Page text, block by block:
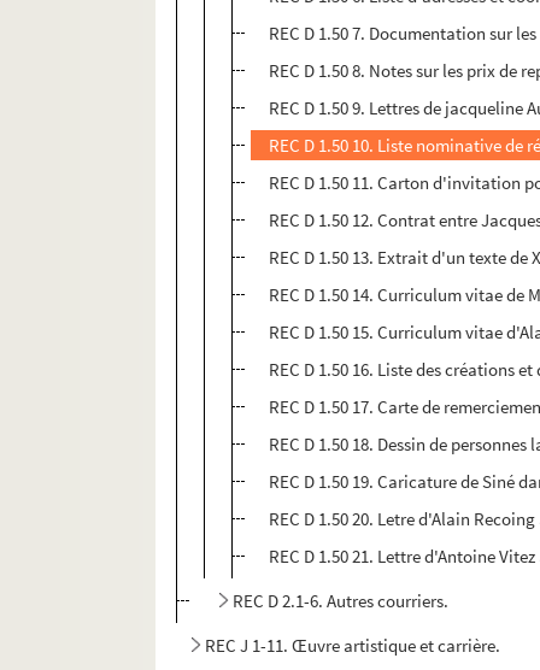
REC D 1.50 7. Documentation sur
REC D 1.50 8. Notes sur les prix de
REC D 1.50 9. Lettres de jacqueline
REC D 1.50 10. Liste nominative de
REC D 1.50 11. Carton d'invitation
REC D 1.50 12. Contrat entre
REC D 1.50 13. Extrait d'un texte
REC D 1.50 14. Curriculum vitae de
REC D 1.50 15. Curriculum vitae
REC D 1.50 16. Liste des créations
REC D 1.50 17. Carte de
REC D 1.50 18. Dessin de
REC D 1.50 19. Caricature de Siné
REC D 1.50 20. Letre d'Alain
REC D 1.50 21. Lettre d'Antoine
REC D 2.1-6. Autres courriers.
REC J 1-11. Œuvre artistique et carrière.